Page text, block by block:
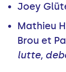
Joey
Mathieu
Brou et
lutte,